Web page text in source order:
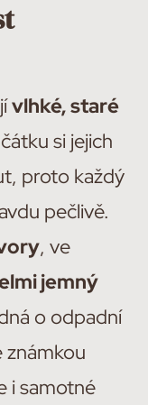
vlhké, staré
si jejich
proto každý
pečlivě.
, ve
jemný
o odpadní
i samotné